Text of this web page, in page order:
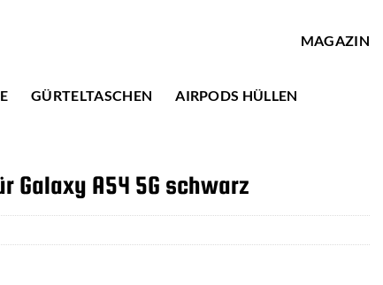
MAGAZIN
GÜRTELTASCHEN AIRPODS HÜLLEN
Galaxy A54 5G schwarz